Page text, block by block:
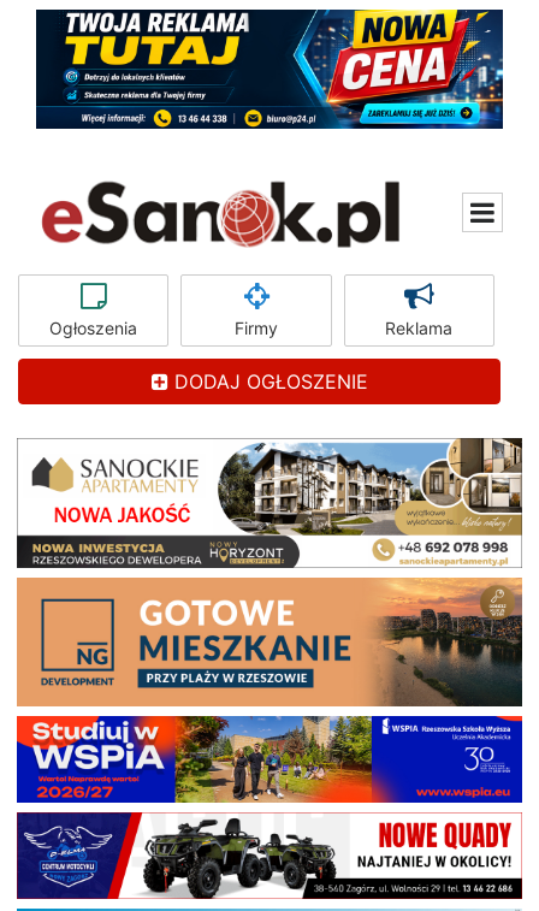
Ogłoszenia Firmy Reklama
DODAJ OGŁOSZENIE